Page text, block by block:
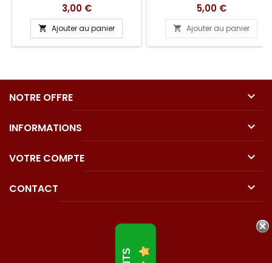
Prix
3,00 €
 Ajouter au panier
Prix
5,00 €
 Ajouter au panier
NOTRE OFFRE 
INFORMATIONS 
VOTRE COMPTE 
CONTACT 